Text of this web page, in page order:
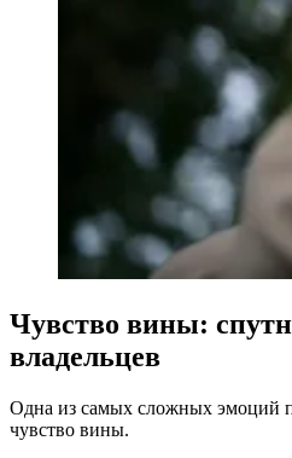
Чувство вины:
владельцев
Одна из самых сложных эмоций
чувство вины.